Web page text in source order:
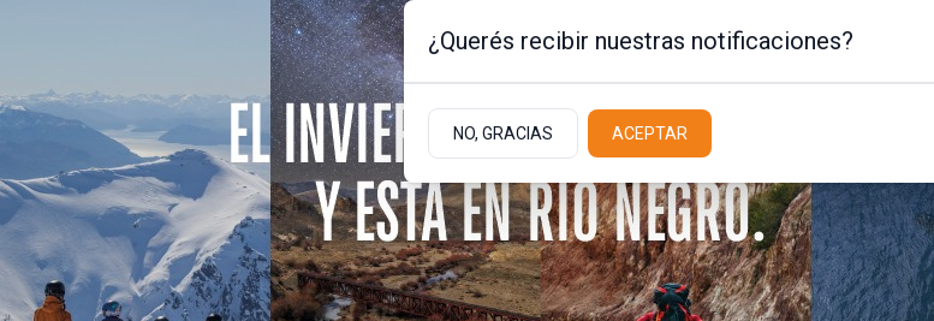
0.1ºc | Bariloche, Rio Negro
Portada Sociedad Empresas Policiales / Judiciales Actualidad
Policiales
¿Querés recibir nuestras notificaciones?
NO, GRACIAS ACEPTAR